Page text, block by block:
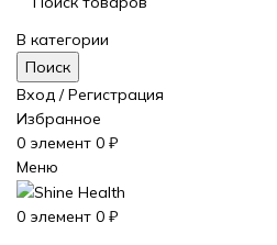
В категории
Поиск
Вход / Регистрация
Избранное
0 элемент 0 ₽
Меню
0 элемент 0 ₽